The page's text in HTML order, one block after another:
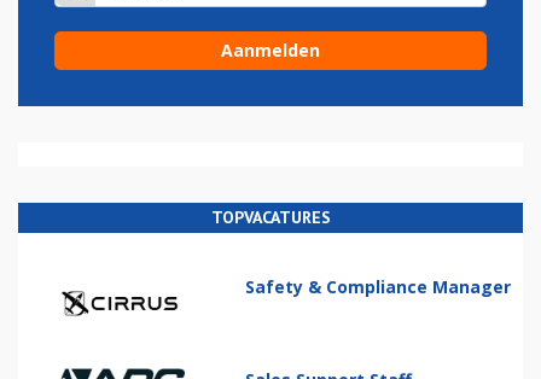
TOPVACATURES
Safety & Compliance Manager